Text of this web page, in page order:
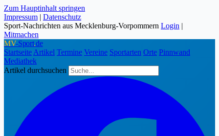
Zum Hauptinhalt springen
Impressum | Datenschutz
Sport-Nachrichten aus Mecklenburg-Vorpommern Login |
Mitmachen
MV-Sport.de
Startseite Artikel Termine Vereine Sportarten Orte Pinnwand
Mediathek
Artikel durchsuchen